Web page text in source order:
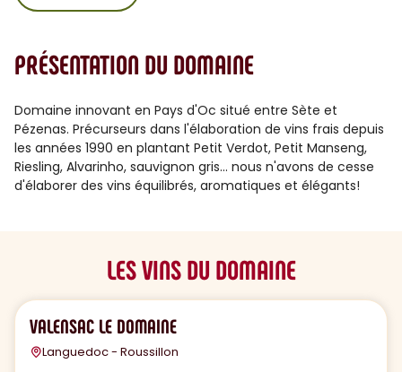
PRÉSENTATION DU DOMAINE
Domaine innovant en Pays d'Oc situé entre Sète et
Pézenas. Précurseurs dans l'élaboration de vins frais depuis
les années 1990 en plantant Petit Verdot, Petit Manseng,
Riesling, Alvarinho, sauvignon gris... nous n'avons de cesse
d'élaborer des vins équilibrés, aromatiques et élégants!
LES VINS DU DOMAINE
VALENSAC LE DOMAINE
Languedoc - Roussillon